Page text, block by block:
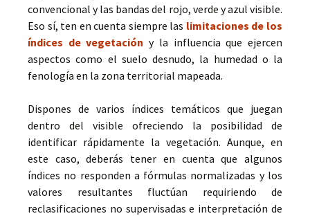
convencional y las bandas del rojo, verde y azul visible.
Eso sí, ten en cuenta siempre las limitaciones de los
índices de vegetación y la influencia que ejercen
aspectos como el suelo desnudo, la humedad o la
fenología en la zona territorial mapeada.
Dispones de varios índices temáticos que juegan
dentro del visible ofreciendo la posibilidad de
identificar rápidamente la vegetación. Aunque, en
este caso, deberás tener en cuenta que algunos
índices no responden a fórmulas normalizadas y los
valores resultantes fluctúan requiriendo de
reclasificaciones no supervisadas e interpretación de